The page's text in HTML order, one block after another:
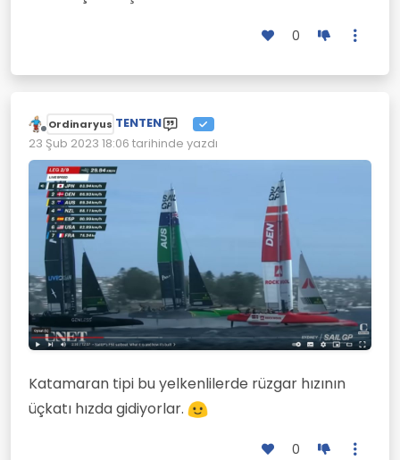
0
Çevrimdışı
Ordinaryus TENTEN
23 Şub 2023 18:06 tarihinde yazdı
Son düzenleyen:
Katamaran tipi bu yelkenlilerde rüzgar hızının
üçkatı hızda gidiyorlar.
0